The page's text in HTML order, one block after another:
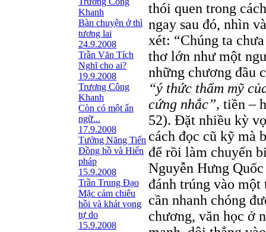
Khanh
Bàn chuyện ở thì
tương lai
24.9.2008
Trần Văn Tích
Nghĩ cho ai?
19.9.2008
Trương Công
Khanh
Còn có một ẩn
ngữ...
17.9.2008
Tưởng Năng Tiến
Đồng hồ và Hiến
pháp
15.9.2008
Trần Trung Đạo
Mặc cảm chiêu
hồi và khát vọng
tự do
15.9.2008
thói quen trong
ngay sau đó, nhìn
xét: “Chúng ta
thơ lớn như một
những chương đầu
“ý thức thẩm mỹ
cứng nhắc”, tiền –
52). Đặt nhiều kỳ
cách đọc cũ kỹ mà
để rồi làm chuyển
Nguyễn Hưng
đánh trúng vào
cần nhanh chóng
chương, văn học ở